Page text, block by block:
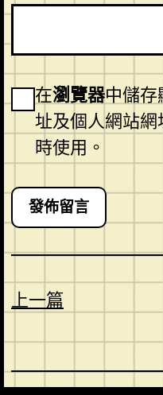
在瀏覽器中儲存
址及個人網站
時使用。
上一篇